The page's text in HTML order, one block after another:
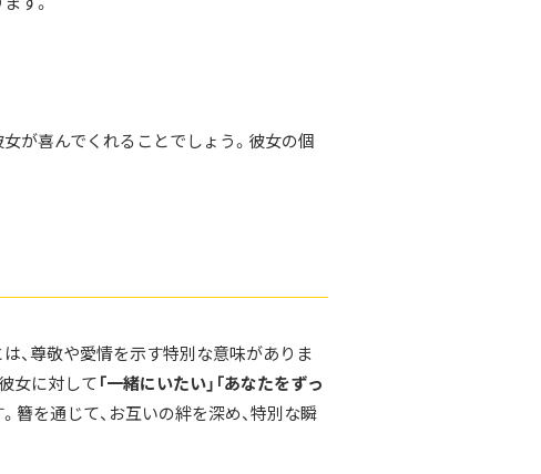
が喜んでくれることでしょう。彼女の個
、尊敬や愛情を示す特別な意味がありま
女に対して「一緒にいたい」「あなたをずっ
簪を通じて、お互いの絆を深め、特別な瞬